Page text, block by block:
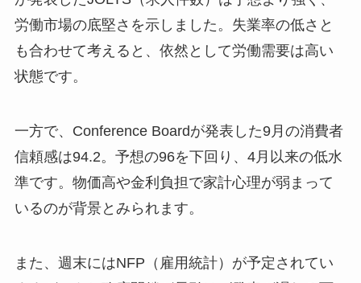
労働市場の底堅さを示しました。失業率の低さと
も合わせて考えると、依然として労働需要は高い
状態です。
一方で、Conference Boardが発表した9月の消費者
信頼感は94.2。予想の96を下回り、4月以来の低水
準です。物価高や金利負担で家計心理が弱まって
いるのが背景とみられます。
また、週末にはNFP（雇用統計）が予定されてい